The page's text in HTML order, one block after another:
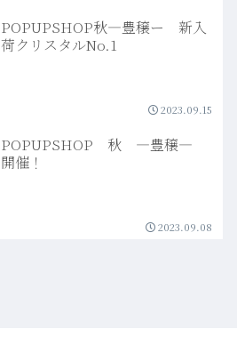
POPUPSHOP秋―豊穣ー 新入
荷クリスタルNo.1
2023.09.15
POPUPSHOP 秋 ―豊穣―
開催！
2023.09.08